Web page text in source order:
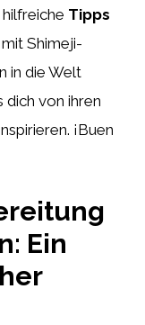
Tipps
mit Shimeji-
in die Welt
dich von ihren
¡Buen
Ein